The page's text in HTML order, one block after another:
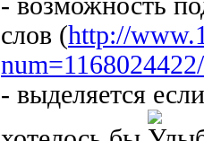
слов (http://
- выделяется